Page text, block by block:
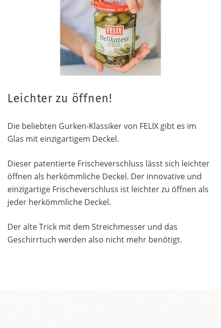
Leichter zu öffnen!
Die beliebten Gurken-Klassiker von FELIX gibt es im
Glas mit einzigartigem Deckel.
Dieser patentierte Frischeverschluss lässt sich leichter
öffnen als herkömmliche Deckel. Der innovative und
einzigartige Frischeverschluss ist leichter zu öffnen als
jeder herkömmliche Deckel.
Der alte Trick mit dem Streichmesser und das
Geschirrtuch werden also nicht mehr benötigt.